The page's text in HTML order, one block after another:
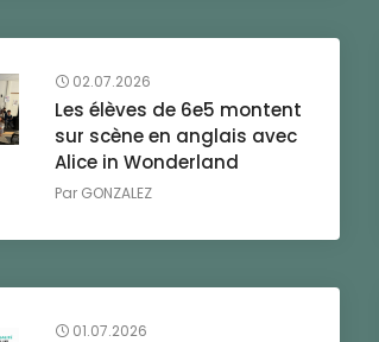
02.07.2026
Les élèves de 6e5 montent
sur scène en anglais avec
Alice in Wonderland
Par GONZALEZ
01.07.2026